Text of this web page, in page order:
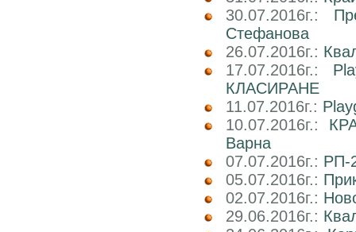
30.07.2016г.:
Стефанова
26.07.2016г.:
17.07.2016г.:
КЛАСИРАНЕ
11.07.2016г.:
10.07.2016г.:
Варна
07.07.2016г.: РП-
05.07.2016г.:
02.07.2016г.:
29.06.2016г.: